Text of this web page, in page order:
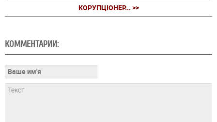
КОРУПЦІОНЕР... >>
КОММЕНТАРИИ: